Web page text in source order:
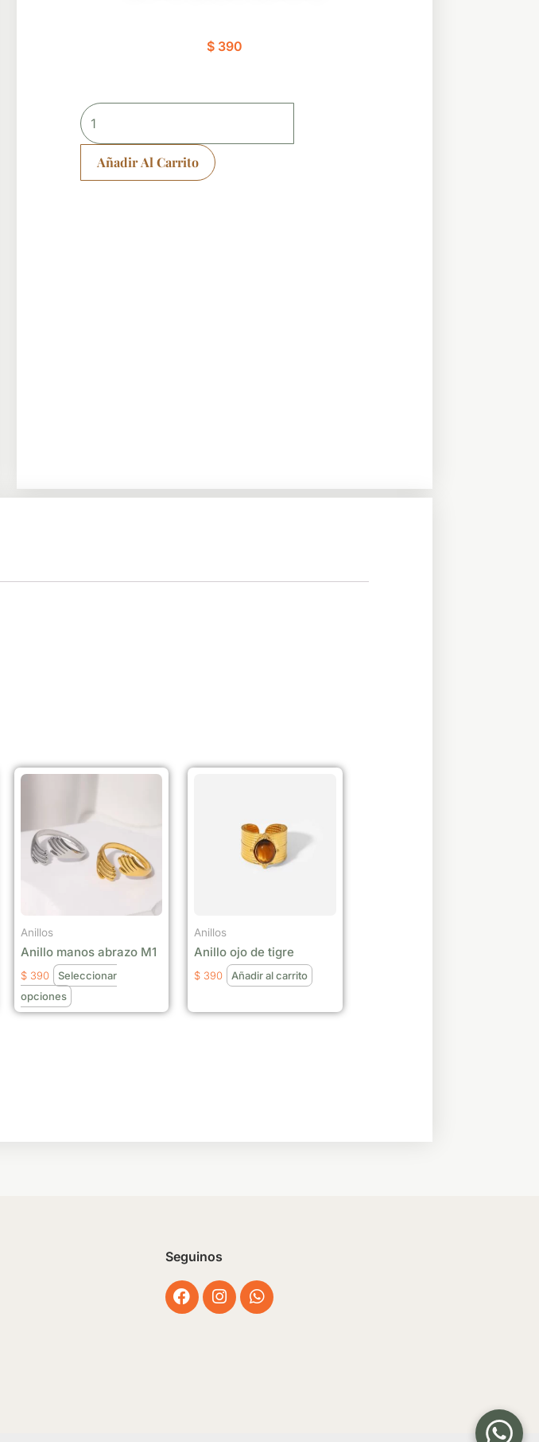
$390
Anillo
doble
estrella
Añadir Al Carrito
Anillos
Anillo manos abrazo M1
$390
Seleccionar
opciones
Este
tiene
múltiples
variantes.
elegir
en
la
Anillos
Anillo ojo de tigre
$ 390 Añadir al carrito
Seguinos
Facebook
InstagramWhatsapp